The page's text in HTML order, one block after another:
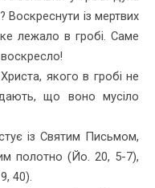
Воскреснути із мертвих
лежало в гробі. Саме
якого в гробі не
що воно мусіло
із Святим Письмом,
полотно (Йо. 20, 5-7),
40).